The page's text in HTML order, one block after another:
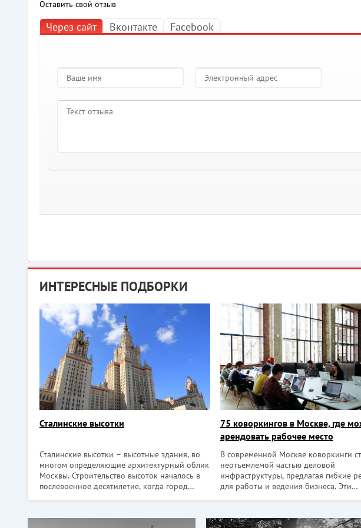
Оставить свой отзыв
Через сайт Вконтакте Facebook
ИНТЕРЕСНЫЕ ПОДБОРКИ
Сталинские высотки
Сталинские высотки – высотные здания, во
многом определяющие архитектурный облик
Москвы. Строительство высоток началось в
послевоенное десятилетие, когда город
были стать высотки оригинальной
75 коворкингов в Москве, где
арендовать рабочее место
В современной Москве коворкинги
неотъемлемой частью деловой
инфраструктуры, предлагая гибкие
для работы и ведения бизнеса. Эти
компании, ищущие оптимальные